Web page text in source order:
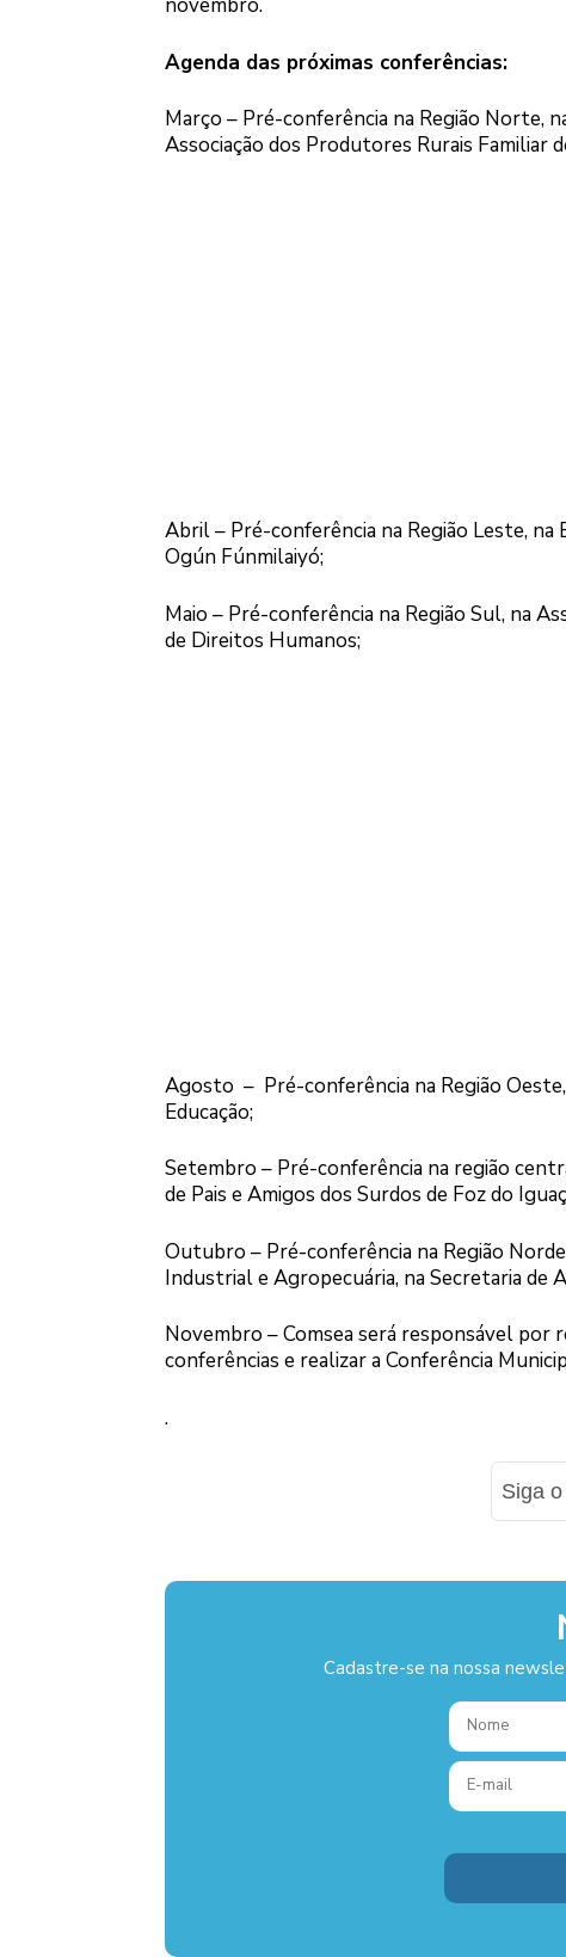
novembro.
Agenda das próximas conferências:
Março – Pré-conferência na Região Norte,
Associação dos Produtores Rurais Familiar
Abril – Pré-conferência na Região Leste,
Ogún Fúnmilaiyó;
Maio – Pré-conferência na Região Sul, na
de Direitos Humanos;
Agosto – Pré-conferência na Região
Educação;
Setembro – Pré-conferência na região
de Pais e Amigos dos Surdos de Foz do
Outubro – Pré-conferência na Região
Industrial e Agropecuária, na Secretaria de
Novembro – Comsea será responsável
conferências e realizar a Conferência
.
Siga
Cadastre-se na nossa